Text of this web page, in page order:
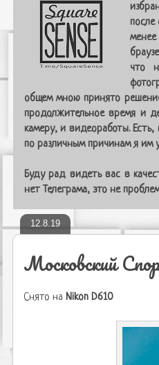
после
что
общем мною принято
продолжительное время и
камеру, и видеоработы.
по различным причинам я им
Буду рад видеть вас в
нет Телеграма, это не
12.8.19
Московский
Снято на Nikon D610